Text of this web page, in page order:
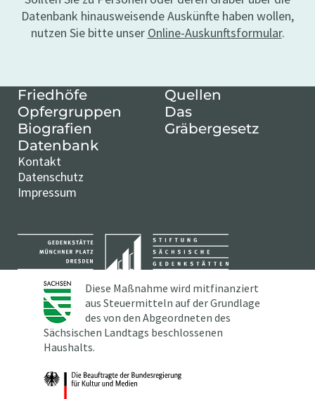
Datenbank hinausweisende Auskünfte haben wollen,
nutzen Sie bitte unser Online-Auskunftsformular.
Friedhöfe
Opfergruppen
Biografien
Datenbank
Quellen
Das
Gräbergesetz
Kontakt
Datenschutz
Impressum
Diese Maßnahme wird mitfinanziert
aus Steuermitteln auf der Grundlage
des von den Abgeordneten des
Sächsischen Landtags beschlossenen
Haushalts.